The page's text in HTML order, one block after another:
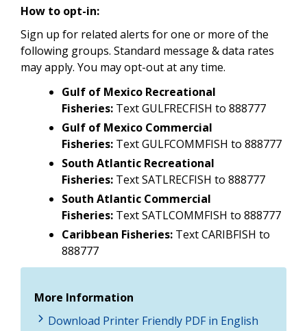
How to opt-in:
Sign up for related alerts for one or more of the
following groups. Standard message & data rates
may apply. You may opt-out at any time.
Gulf of Mexico Recreational
Fisheries: Text GULFRECFISH to 888777
Gulf of Mexico Commercial
Fisheries: Text GULFCOMMFISH to 888777
South Atlantic Recreational
Fisheries: Text SATLRECFISH to 888777
South Atlantic Commercial
Fisheries: Text SATLCOMMFISH to 888777
Caribbean Fisheries: Text CARIBFISH to
888777
More Information
Download Printer Friendly PDF in English